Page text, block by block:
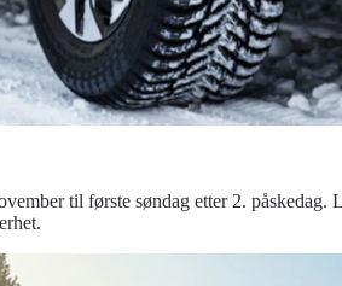
til første søndag etter 2. påskedag.